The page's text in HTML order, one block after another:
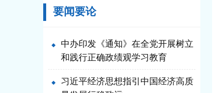
要闻要论
中办印发《通知》在全党开展树立
和践行正确政绩观学习教育
习近平经济思想指引中国经济高质